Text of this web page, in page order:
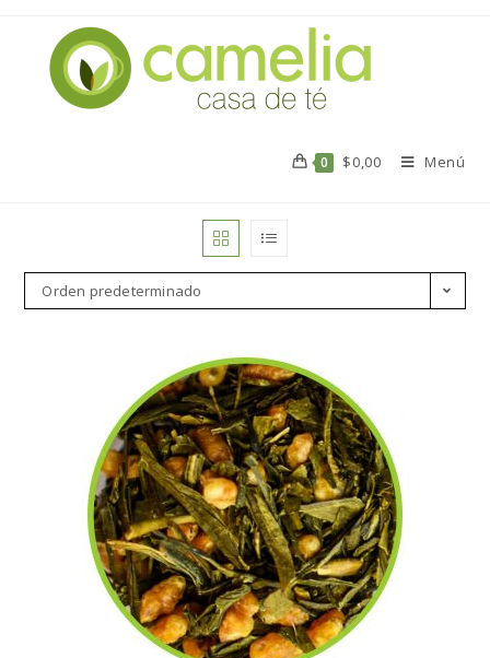
0 $0,00 Menú
Orden predeterminado